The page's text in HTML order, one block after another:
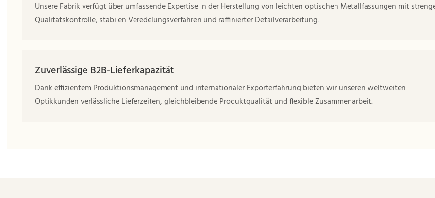
Unsere Fabrik verfügt über umfassende Expertise in der Herstellung von leichten optischen Metallfassungen mit
Qualitätskontrolle, stabilen Veredelungsverfahren und raffinierter Detailverarbeitung.
Zuverlässige B2B-Lieferkapazität
Dank effizientem Produktionsmanagement und internationaler Exporterfahrung bieten wir unseren weltweiten
Optikkunden verlässliche Lieferzeiten, gleichbleibende Produktqualität und flexible Zusammenarbeit.